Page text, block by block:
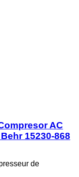
AC
15230-868
de